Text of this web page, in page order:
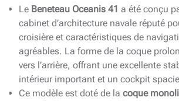
Le Beneteau Oceanis 41 a été conçu
cabinet d’architecture navale réputé
croisière et caractéristiques de
agréables. La forme de la coque
vers l’arrière, offrant une excellente
intérieur important et un cockpit
Ce modèle est doté de la coque